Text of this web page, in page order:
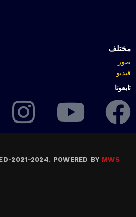
مختلف
صور
فيديو
تابعونا
2021-2024. POWERED BY MWS